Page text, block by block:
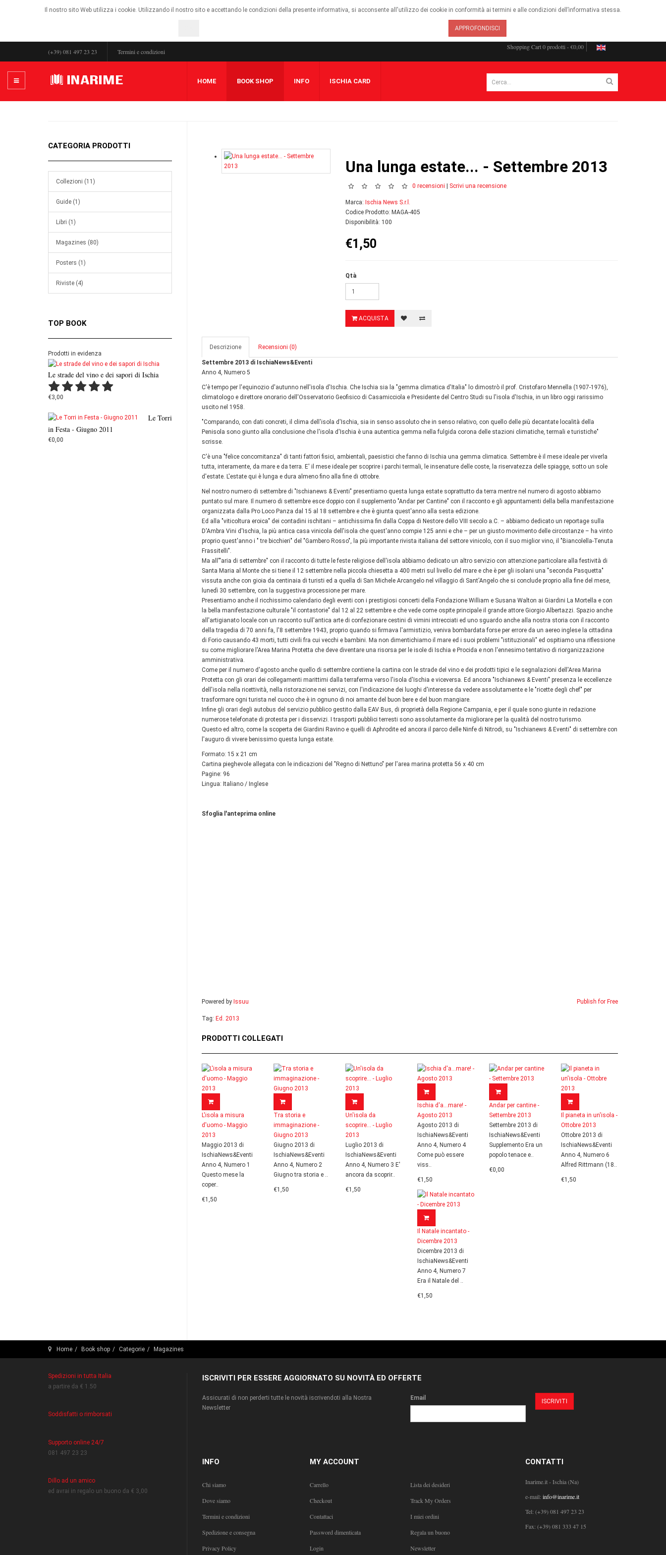
Il nostro sito Web utilizza i cookie. Utilizzando il nostro sito e accettando le condizioni della presente informativa, si acconsente all'utilizzo dei cookie in conformità ai termini e alle condizioni dell’informativa stessa.
APPROFONDISCI
(+39) 081 497 23 23 Termini e condizioni
Shopping Cart0 prodotti - €0,00
HOME BOOK SHOP INFO ISCHIA CARD
Una lunga estate... - Settembre 2013
0 recensioni Scrivi una recensione
Marca: Ischia News S.r.l.
Codice Prodotto: MAGA-405
Disponibilità: 100
€1,50
Qtà
ACQUISTA
Descrizione Recensioni (0)
Settembre 2013 di IschiaNews&Eventi
Anno 4, Numero 5
C'è tempo per l'equinozio d'autunno nell'isola d'Ischia. Che Ischia sia la "gemma climatica d'Italia" lo dimostrò il prof. Cristofaro Mennella (1907-1976),
climatologo e direttore onorario dell'Osservatorio Geofisico di Casamicciola e Presidente del Centro Studi su l'isola d'Ischia, in un libro oggi rarissimo
uscito nel 1958.
"Comparando, con dati concreti, il clima dell'isola d'Ischia, sia in senso assoluto che in senso relativo, con quello delle più decantate località della
Penisola sono giunto alla conclusione che l'isola d'Ischia è una autentica gemma nella fulgida corona delle stazioni climatiche, termali e turistiche"
scrisse.
C'è una "felice concomitanza" di tanti fattori fisici, ambientali, paesistici che fanno di Ischia una gemma climatica. Settembre è il mese ideale per viverla
tutta, interamente, da mare e da terra. E' il mese ideale per scoprire i parchi termali, le insenature delle coste, la riservatezza delle spiagge, sotto un sole
d'estate. L'estate qui è lunga e dura almeno fino alla fine di ottobre.
Nel nostro numero di settembre di "Ischianews & Eventi" presentiamo questa lunga estate soprattutto da terra mentre nel numero di agosto abbiamo
puntato sul mare. Il numero di settembre esce doppio con il supplemento "Andar per Cantine" con il racconto e gli appuntamenti della bella manifestazione
organizzata dalla Pro Loco Panza dal 15 al 18 settembre e che è giunta quest'anno alla sesta edizione.
Ed alla "viticoltura eroica" dei contadini ischitani – antichissima fin dalla Coppa di Nestore dello VIII secolo a.C. – abbiamo dedicato un reportage sulla
D'Ambra Vini d'Ischia, la più antica casa vinicola dell'isola che quest'anno compie 125 anni e che – per un giusto movimento delle circostanze – ha vinto
proprio quest'anno i " tre bicchieri" del "Gambero Rosso", la più importante rivista italiana del settore vinicolo, con il suo miglior vino, il "Biancolella-Tenuta
Frassitelli".
Ma all'"aria di settembre" con il racconto di tutte le feste religiose dell'isola abbiamo dedicato un altro servizio con attenzione particolare alla festività di
Santa Maria al Monte che si tiene il 12 settembre nella piccola chiesetta a 400 metri sul livello del mare e che è per gli isolani una "seconda Pasquetta"
vissuta anche con gioia da centinaia di turisti ed a quella di San Michele Arcangelo nel villaggio di Sant'Angelo che si conclude proprio alla fine del mese,
lunedì 30 settembre, con la suggestiva processione per mare.
Presentiamo anche il ricchissimo calendario degli eventi con i prestigiosi concerti della Fondazione William e Susana Walton ai Giardini La Mortella e con
la bella manifestazione culturale "il contastorie" dal 12 al 22 settembre e che vede come ospite principale il grande attore Giorgio Albertazzi. Spazio anche
all'artigianato locale con un racconto sull'antica arte di confezionare cestini di vimini intrecciati ed uno sguardo anche alla nostra storia con il racconto
della tragedia di 70 anni fa, l'8 settembre 1943, proprio quando si firmava l'armistizio, veniva bombardata forse per errore da un aereo inglese la cittadina
di Forio causando 43 morti, tutti civili fra cui vecchi e bambini. Ma non dimentichiamo il mare ed i suoi problemi "istituzionali" ed ospitiamo una riflessione
su come migliorare l'Area Marina Protetta che deve diventare una risorsa per le isole di Ischia e Procida e non l'ennesimo tentativo di riorganizzazione
amministrativa.
Come per il numero d'agosto anche quello di settembre contiene la cartina con le strade del vino e dei prodotti tipici e le segnalazioni dell'Area Marina
Protetta con gli orari dei collegamenti marittimi dalla terraferma verso l'isola d'Ischia e viceversa. Ed ancora "Ischianews & Eventi" presenza le eccellenze
dell'isola nella ricettività, nella ristorazione nei servizi, con l'indicazione dei luoghi d'interesse da vedere assolutamente e le "ricette degli chef" per
trasformare ogni turista nel cuoco che è in ognuno di noi amante del buon bere e del buon mangiare.
Infine gli orari degli autobus del servizio pubblico gestito dalla EAV Bus, di proprietà della Regione Campania, e per il quale sono giunte in redazione
numerose telefonate di protesta per i disservizi. I trasporti pubblici terresti sono assolutamente da migliorare per la qualità del nostro turismo.
Questo ed altro, come la scoperta dei Giardini Ravino e quelli di Aphrodite ed ancora il parco delle Ninfe di Nitrodi, su "Ischianews & Eventi" di settembre con
l'auguro di vivere benissimo questa lunga estate.
Formato: 15 x 21 cm
Cartina pieghevole allegata con le indicazioni del "Regno di Nettuno" per l'area marina protetta 56 x 40 cm
Pagine: 96
Lingua: Italiano / Inglese
Sfoglia l'anteprima online
Powered by Issuu Publish for Free
Tag: Ed. 2013
PRODOTTI COLLEGATI
L'isola a misura
d'uomo - Maggio
2013
Maggio 2013 di
IschiaNews&Eventi
Anno 4, Numero 1
Questo mese la
coper..
€1,50
Tra storia e
immaginazione -
Giugno 2013
Giugno 2013 di
IschiaNews&Eventi
Anno 4, Numero 2
Giugno tra storia e ..
€1,50
Un'isola da
scoprire... - Luglio
2013
Luglio 2013 di
IschiaNews&Eventi
Anno 4, Numero 3 E'
ancora da scoprir..
€1,50
Ischia d'a...mare! -
Agosto 2013
Agosto 2013 di
IschiaNews&Eventi
Anno 4, Numero 4
Come può essere
viss..
€1,50
Andar per cantine -
Settembre 2013
Settembre 2013 di
IschiaNews&Eventi
Supplemento Era un
popolo tenace e..
€0,00
Il pianeta in un'isola -
Ottobre 2013
Ottobre 2013 di
IschiaNews&Eventi
Anno 4, Numero 6
Alfred Rittmann (18..
€1,50
Il Natale incantato -
Dicembre 2013
Dicembre 2013 di
IschiaNews&Eventi
Anno 4, Numero 7
Era il Natale del ..
€1,50
CATEGORIA PRODOTTI
Collezioni (11)
Guide (1)
Libri (1)
Magazines (80)
Posters (1)
Riviste (4)
TOP BOOK
Prodotti in evidenza
Le strade del vino e dei sapori di Ischia
€3,00
Le Torri
in Festa - Giugno 2011
€0,00
Home Book shop Categorie Magazines
Spedizioni in tutta Italia
a partire da € 1.50
Soddisfatti o rimborsati
Supporto online 24/7
081 497 23 23
Dillo ad un amico
ed avrai in regalo un buono da € 3,00
ISCRIVITI PER ESSERE AGGIORNATO SU NOVITÀ ED OFFERTE
Assicurati di non perderti tutte le novità iscrivendoti alla Nostra
Newsletter
Email
INFO
Chi siamo
Dove siamo
Termini e condizioni
Spedizione e consegna
Privacy Policy
MY ACCOUNT
Carrello
Lista dei desideri
Checkout
Track My Orders
Contattaci
I miei ordini
Password dimenticata
Regala un buono
Login
Newsletter
CONTATTI
Inarime.it - Ischia (Na)
e-mail: info@inarime.it
Tel: (+39) 081 497 23 23
Fax: (+39) 081 333 47 15